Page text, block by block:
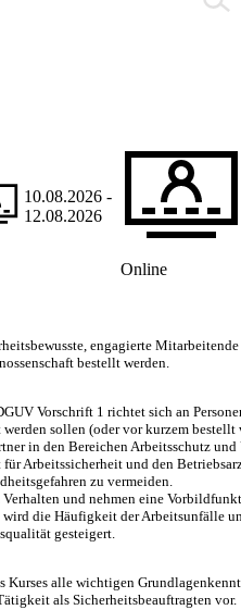
10.08.2026 -
12.08.2026
Online
engagierte
bestellt werden.
Vorschrift 1 richtet sich an
sollen (oder vor kurzem bestellt
in den Bereichen Arbeitsschutz
Arbeitssicherheit und den
zu vermeiden.
und nehmen eine
die Häufigkeit der Arbeitsunfälle
gesteigert.
Kurses alle wichtigen
als Sicherheitsbeauftragten vor.